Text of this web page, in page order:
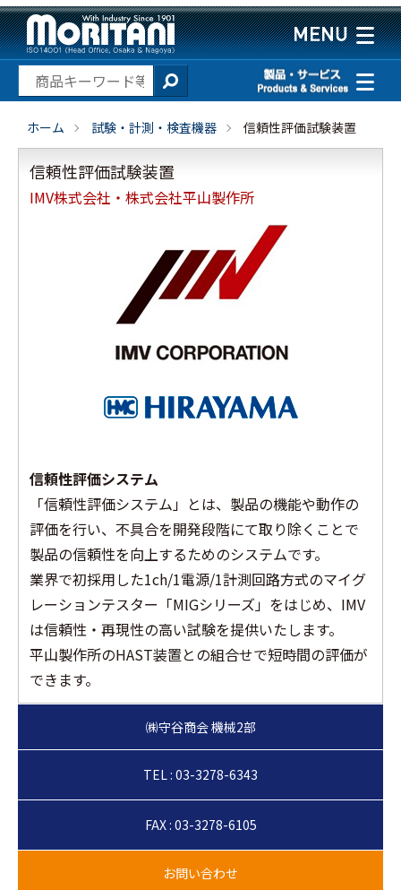
ホーム 試験・計測・検査機器 信頼性評価試験装置
信頼性評価試験装置
IMV株式会社・株式会社平山製作所
信頼性評価システム
「信頼性評価システム」とは、製品の機能や動作の
評価を行い、不具合を開発段階にて取り除くことで
製品の信頼性を向上するためのシステムです。
業界で初採用した1ch/1電源/1計測回路方式のマイグ
レーションテスター「MIGシリーズ」をはじめ、IMV
は信頼性・再現性の高い試験を提供いたします。
平山製作所のHAST装置との組合せで短時間の評価が
できます。
TEL : 03-3278-6343
FAX : 03-3278-6105